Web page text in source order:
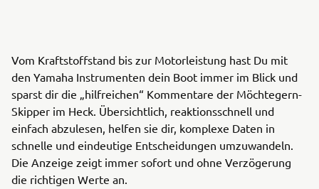
Vom Kraftstoffstand bis zur Motorleistung hast Du mit
den Yamaha Instrumenten dein Boot immer im Blick und
sparst dir die „hilfreichen“ Kommentare der Möchtegern-
Skipper im Heck. Übersichtlich, reaktionsschnell und
einfach abzulesen, helfen sie dir, komplexe Daten in
schnelle und eindeutige Entscheidungen umzuwandeln.
Die Anzeige zeigt immer sofort und ohne Verzögerung
die richtigen Werte an.